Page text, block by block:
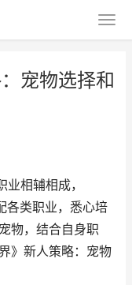
宠物选择和
相辅相成，
各类职业，悉心培
物，结合自身职
》新人策略：宠物